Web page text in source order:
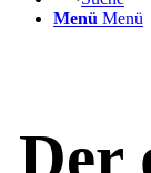
Menü Menü
Der